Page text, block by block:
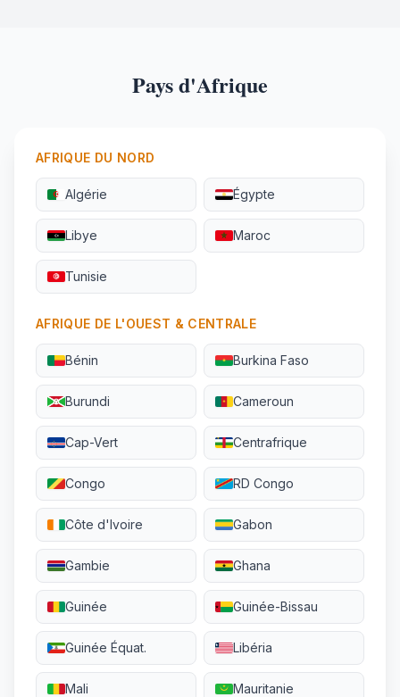
Pays d'Afrique
AFRIQUE DU NORD
Algérie Égypte
Libye Maroc
Tunisie
AFRIQUE DE L'OUEST & CENTRALE
Bénin Burkina Faso
Burundi Cameroun
Cap-Vert Centrafrique
Congo RD Congo
Côte d'Ivoire Gabon
Gambie Ghana
Guinée Guinée-Bissau
Guinée Équat. Libéria
Mali Mauritanie